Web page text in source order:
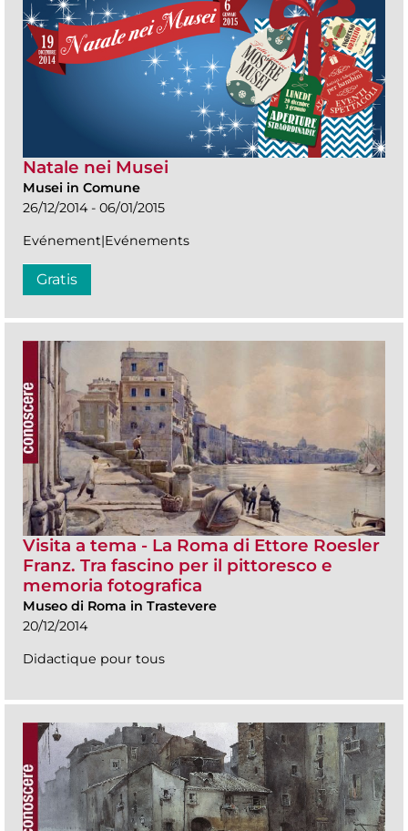
Natale nei Musei
Musei in Comune
26/12/2014 - 06/01/2015
Evénement|Evénements
Gratis
Visita a tema - La Roma di Ettore Roesler
Franz. Tra fascino per il pittoresco e
memoria fotografica
Museo di Roma in Trastevere
20/12/2014
Didactique pour tous